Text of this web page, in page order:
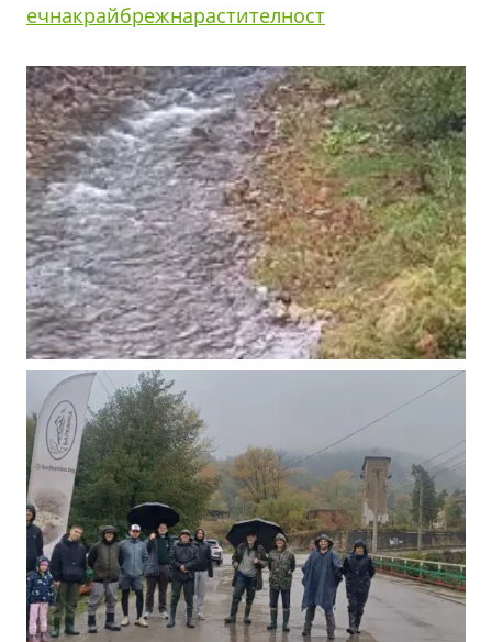
ечнакрайбрежнарастителност